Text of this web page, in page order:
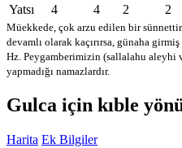
Yatsı
4 4 2 2
Müekkede, çok arzu edilen bir
devamlı olarak kaçırırsa, günaha
Hz. Peygamberimizin (sallalahu aleyhi
yapmadığı namazlardır.
Gulca için kıble
Harita Ek Bilgiler